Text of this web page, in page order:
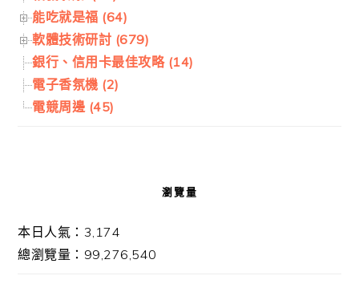
能吃就是福 (64)
軟體技術研討 (679)
銀行、信用卡最佳攻略 (14)
電子香氛機 (2)
電競周邊 (45)
瀏覽量
本日人氣：3,174
總瀏覽量：99,276,540